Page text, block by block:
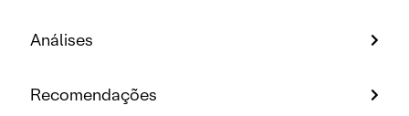
Análises
Recomendações